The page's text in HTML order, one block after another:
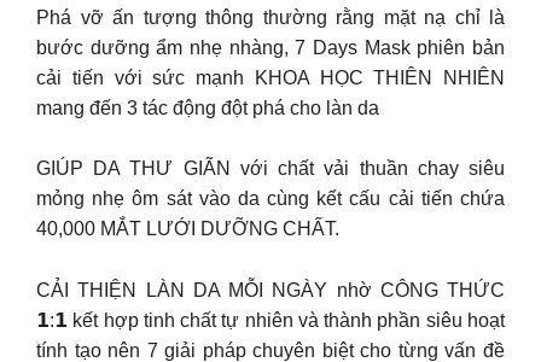
Phá vỡ ấn tượng thông thường rằng mặt nạ chỉ là
bước dưỡng ẩm nhẹ nhàng, 7 Days Mask phiên bản
cải tiến với sức mạnh KHOA HỌC THIÊN NHIÊN
mang đến 3 tác động đột phá cho làn da
GIÚP DA THƯ GIÃN với chất vải thuần chay siêu
mỏng nhẹ ôm sát vào da cùng kết cấu cải tiến chứa
40,000 MẮT LƯỚI DƯỠNG CHẤT.
CẢI THIỆN LÀN DA MỖI NGÀY nhờ CÔNG THỨC
𝟭:𝟭 kết hợp tinh chất tự nhiên và thành phần siêu hoạt
tính tạo nên 7 giải pháp chuyên biệt cho từng vấn đề